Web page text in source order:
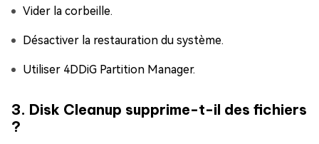
Vider la corbeille.
Désactiver la restauration du système.
Utiliser 4DDiG Partition Manager.
3. Disk Cleanup supprime-t-il des fichiers
?